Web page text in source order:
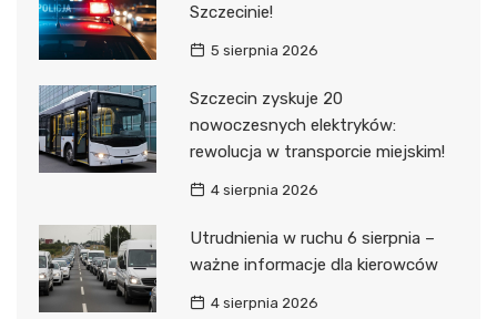
Szczecinie!
5 sierpnia 2026
Szczecin zyskuje 20
nowoczesnych elektryków:
rewolucja w transporcie miejskim!
4 sierpnia 2026
Utrudnienia w ruchu 6 sierpnia –
ważne informacje dla kierowców
4 sierpnia 2026